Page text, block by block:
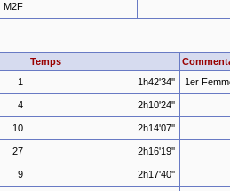
M2F
Temps
1 1h42'34'' 1er
4 2h10'24''
10 2h14'07''
27 2h16'19''
9 2h17'40''